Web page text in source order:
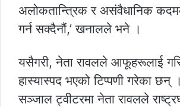
अलोकतान्त्रिक र असंवैधानिक
गर्न सक्दैनौं,’ खनालले भने ।
यसैगरी, नेता रावलले आफूहरूलाई
हास्यास्पद भएको टिप्पणी गरेका
सञ्जाल ट्वीटरमा नेता रावलले